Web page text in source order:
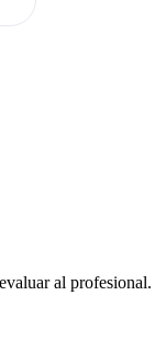
al profesional.